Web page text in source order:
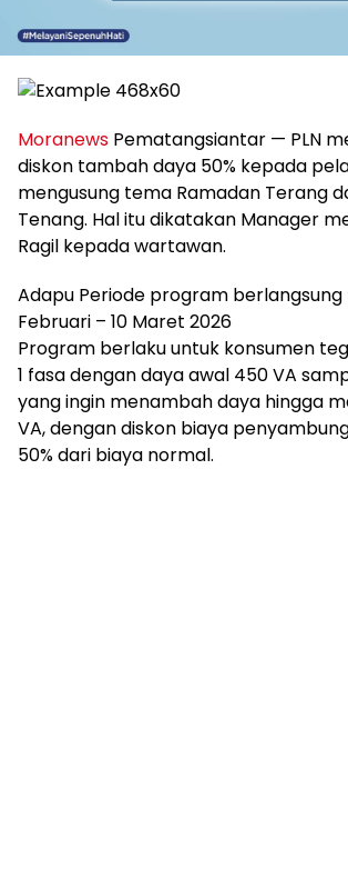
Moranews Pematangsiantar — PLN
diskon tambah daya 50% kepada
mengusung tema Ramadan Terang
Tenang. Hal itu dikatakan Manager
Ragil kepada wartawan.
Adapu Periode program berlangsung
Februari – 10 Maret 2026
Program berlaku untuk konsumen
1 fasa dengan daya awal 450 VA
yang ingin menambah daya hingga
VA, dengan diskon biaya
50% dari biaya normal.